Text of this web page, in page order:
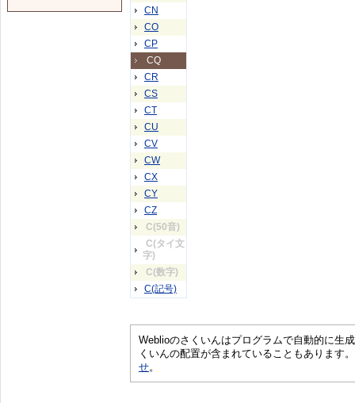
CN
CO
CP
CQ
CR
CS
CT
CU
CV
CW
CX
CY
CZ
C(50音)
C(タイ文
字)
C(数字)
C(記号)
Weblioのさくいんはプログラムで自動的に生
くいんの配置が含まれていることもあります
せ。